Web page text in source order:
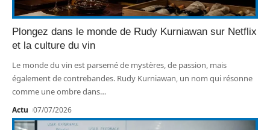
Plongez dans le monde de Rudy Kurniawan sur Netflix
et la culture du vin
Le monde du vin est parsemé de mystères, de passion, mais
également de contrebandes. Rudy Kurniawan, un nom qui résonne
comme une ombre dans…
Actu 07/07/2026